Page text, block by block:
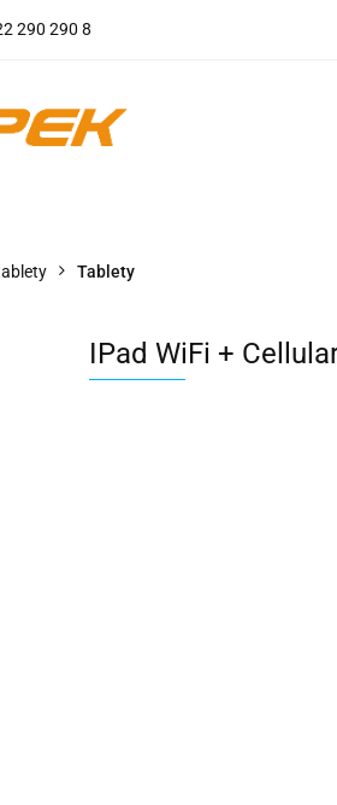
290 290 8
O nas
Tablety
IPad WiFi +